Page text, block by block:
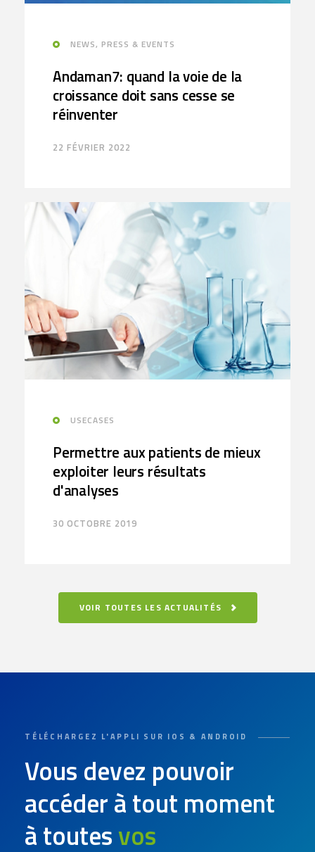
NEWS, PRESS & EVENTS
Andaman7: quand la voie de la
croissance doit sans cesse se
réinventer
22 FÉVRIER 2022
USECASES
Permettre aux patients de mieux
exploiter leurs résultats
d'analyses
30 OCTOBRE 2019
VOIR TOUTES LES ACTUALITÉS
TÉLÉCHARGEZ L'APPLI SUR IOS & ANDROID
Vous devez pouvoir
accéder à tout moment
à toutesvos